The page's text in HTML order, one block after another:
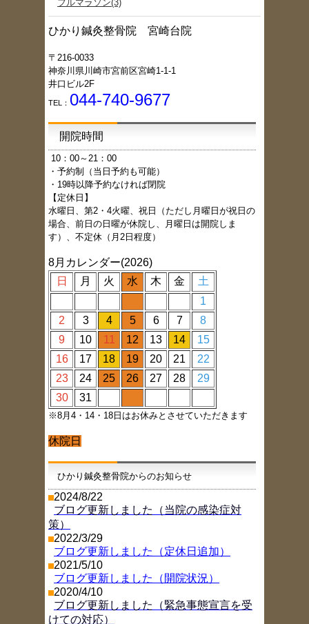
フルマラソン(3)
ひかり鍼灸整骨院 宮崎台院
〒216-0033
神奈川県川崎市宮前区宮崎1-1-1
井口ビル2F
TEL： 044-740-9677
開院時間
10：00～21：00
・予約制（当日予約も可能）
・19時以降予約なければ閉院
【定休日】
水曜日、第2・4火曜、祝日（ただし月曜日が祝日の
場合、前日の日曜が休院し、月曜日は開院しま
す）、不定休（月2日程度）
8月カレンダー(2026)
日
月 火 水 木 金
土
1
2
3 4 5 6 7
8
9
10 11 12 13 14
15
16
17 18 19 20 21
22
23
24 25 26 27 28
29
30
31
※8月4・14・18日はお休みとさせていただきます
休院日
ひかり鍼灸整骨院からのお知らせ
2024/8/22
ブログ更新しました（当院の感染症対
策）
2022/3/29
ブログ更新しました（定休日追加）
2021/5/10
ブログ更新しました（開院状況）
2020/4/10
ブログ更新しました（緊急事態宣言を受
けての対応）